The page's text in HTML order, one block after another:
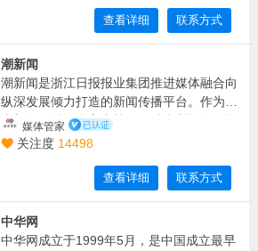
业单位，由中共中央宣传部归口领导。
查看详细 联系方式
潮新闻
潮新闻是浙江日报报业集团推进媒体融合向
纵深发展倾力打造的新闻传播平台。作为重
大新闻传播平台主力战舰，融合浙报集团旗
下的浙江新闻、天目新闻、小时新闻三大移
电集团、11个市以及90个县（市、区）等
全省范围的新闻资源，重塑舆论传播格局、
重建传媒底层逻辑、重构融合技术底座，构
建成为省市县一体化全媒体传播大平台。
媒体管家
关注度 14498
查看详细 联系方式
中华网
中华网成立于1999年5月，是中国成立最早